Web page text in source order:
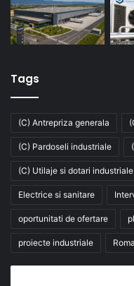
Tags
(C) Antrepriza generala
(C) Pardoseli industriale
(C) Utilaje si dotari industriale
Electrice si sanitare
oportunitati de ofertare
proiecte industriale